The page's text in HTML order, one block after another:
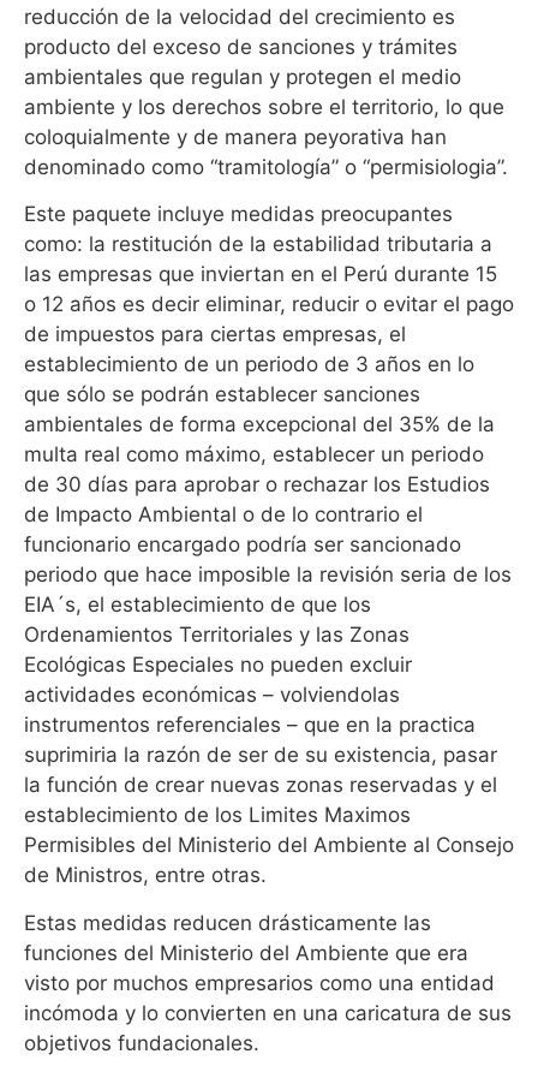
reducción de la velocidad del crecimiento es
producto del exceso de sanciones y trámites
ambientales que regulan y protegen el medio
ambiente y los derechos sobre el territorio, lo que
coloquialmente y de manera peyorativa han
denominado como “tramitología” o “permisiologia”.
Este paquete incluye medidas preocupantes
como: la restitución de la estabilidad tributaria a
las empresas que inviertan en el Perú durante 15
o 12 años es decir eliminar, reducir o evitar el pago
de impuestos para ciertas empresas, el
establecimiento de un periodo de 3 años en lo
que sólo se podrán establecer sanciones
ambientales de forma excepcional del 35% de la
multa real como máximo, establecer un periodo
de 30 días para aprobar o rechazar los Estudios
de Impacto Ambiental o de lo contrario el
funcionario encargado podría ser sancionado
periodo que hace imposible la revisión seria de los
EIA´s, el establecimiento de que los
Ordenamientos Territoriales y las Zonas
Ecológicas Especiales no pueden excluir
actividades económicas – volviendolas
instrumentos referenciales – que en la practica
suprimiria la razón de ser de su existencia, pasar
la función de crear nuevas zonas reservadas y el
establecimiento de los Limites Maximos
Permisibles del Ministerio del Ambiente al Consejo
de Ministros, entre otras.
Estas medidas reducen drásticamente las
funciones del Ministerio del Ambiente que era
visto por muchos empresarios como una entidad
incómoda y lo convierten en una caricatura de sus
objetivos fundacionales.